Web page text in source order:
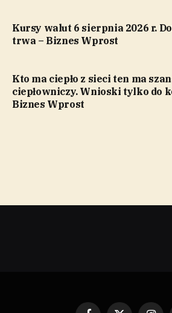
Kursy walut 6 sierpnia 2026 r.
trwa – Biznes Wprost
Kto ma ciepło z sieci ten ma
ciepłowniczy. Wnioski tylko do
Biznes Wprost